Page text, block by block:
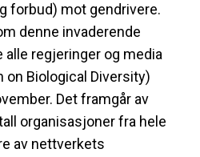
forbud) mot gendrivere.
denne invaderende
regjeringer og media
on Biological Diversity)
Det framgår av
organisasjoner fra hele
av nettverkets